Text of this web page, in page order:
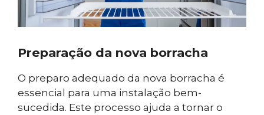
Preparação da nova borracha
O preparo adequado da nova borracha é
essencial para uma instalação bem-
sucedida. Este processo ajuda a tornar o